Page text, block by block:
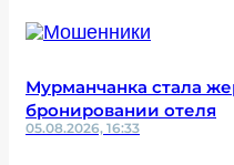
Мурманчанка стала
бронировании отеля
05.08.2026, 16:33